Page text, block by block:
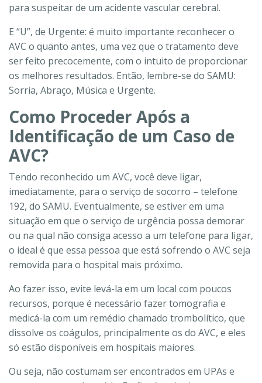
para suspeitar de um acidente vascular cerebral.
E “U”, de Urgente: é muito importante reconhecer o
AVC o quanto antes, uma vez que o tratamento deve
ser feito precocemente, com o intuito de proporcionar
os melhores resultados. Então, lembre-se do SAMU:
Sorria, Abraço, Música e Urgente.
Como Proceder Após a
Identificação de um Caso de
AVC?
Tendo reconhecido um AVC, você deve ligar,
imediatamente, para o serviço de socorro – telefone
192, do SAMU. Eventualmente, se estiver em uma
situação em que o serviço de urgência possa demorar
ou na qual não consiga acesso a um telefone para ligar,
o ideal é que essa pessoa que está sofrendo o AVC seja
removida para o hospital mais próximo.
Ao fazer isso, evite levá-la em um local com poucos
recursos, porque é necessário fazer tomografia e
medicá-la com um remédio chamado trombolítico, que
dissolve os coágulos, principalmente os do AVC, e eles
só estão disponíveis em hospitais maiores.
Ou seja, não costumam ser encontrados em UPAs e